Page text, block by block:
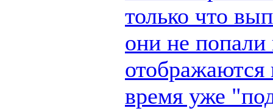
только что
они не попали
время уже